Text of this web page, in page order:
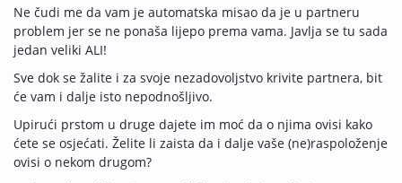
Ne čudi me da vam je automatska misao da je u partneru
problem jer se ne ponaša lijepo prema vama. Javlja se tu sada
jedan veliki ALI!
Sve dok se žalite i za svoje nezadovoljstvo krivite partnera, bit
će vam i dalje isto nepodnošljivo.
Upirući prstom u druge dajete im moć da o njima ovisi kako
ćete se osjećati. Želite li zaista da i dalje vaše (ne)raspoloženje
ovisi o nekom drugom?